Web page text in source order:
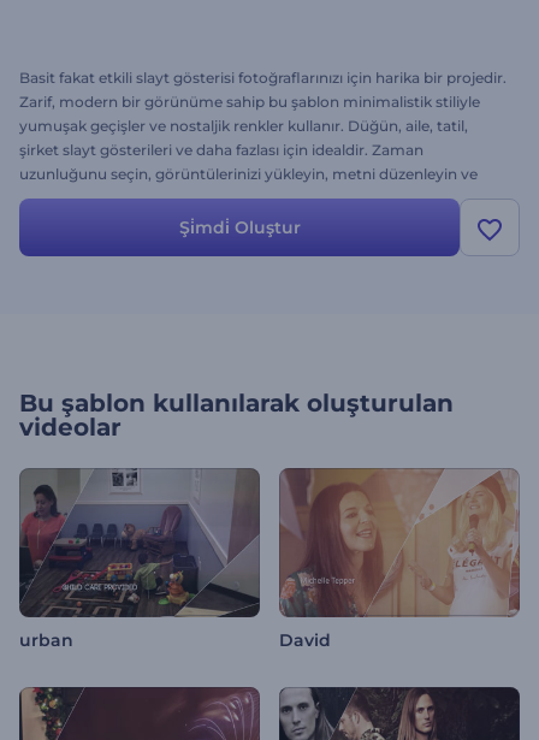
Basit fakat etkili slayt gösterisi fotoğraflarınızı için harika bir projedir.
Zarif, modern bir görünüme sahip bu şablon minimalistik stiliyle
yumuşak geçişler ve nostaljik renkler kullanır. Düğün, aile, tatil,
şirket slayt gösterileri ve daha fazlası için idealdir. Zaman
uzunluğunu seçin, görüntülerinizi yükleyin, metni düzenleyin ve
müziğinizi seçerek profesyonel bir slayt gösterisine bir saatten az bir
Şi̇mdi̇ Oluştur
Bu şablon kullanılarak oluşturulan
videolar
urban David